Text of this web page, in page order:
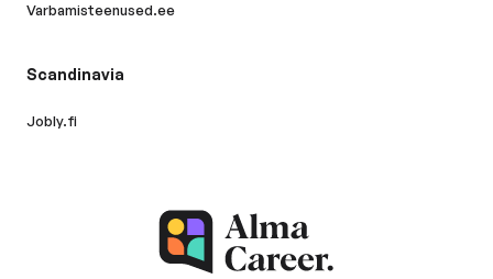
Varbamisteenused.ee
Scandinavia
Jobly.fi